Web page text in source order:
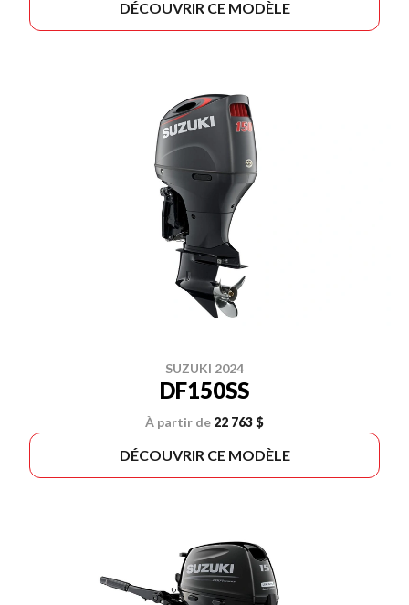
DÉCOUVRIR CE MODÈLE
SUZUKI 2024
DF150SS
À partir de 22 763 $
DÉCOUVRIR CE MODÈLE